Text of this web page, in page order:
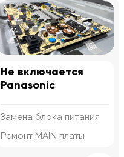
Не включается
Panasonic
Замена блока питания
Ремонт MAIN платы